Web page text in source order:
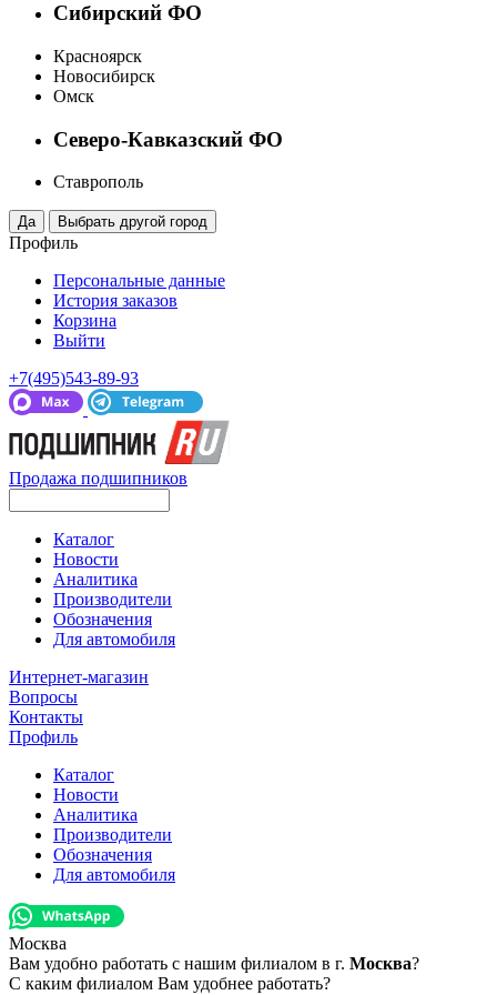
Сибирский ФО
Красноярск
Новосибирск
Омск
Северо-Кавказский ФО
Ставрополь
Профиль
Персональные данные
История заказов
Корзина
Выйти
+7(495)543-89-93
Продажа подшипников
Каталог
Новости
Аналитика
Производители
Обозначения
Для автомобиля
Интернет-магазин
Вопросы
Контакты
Профиль
Каталог
Новости
Аналитика
Производители
Обозначения
Для автомобиля
Москва
Вам удобно работать с нашим филиалом в г. Москва?
С каким филиалом Вам удобнее работать?